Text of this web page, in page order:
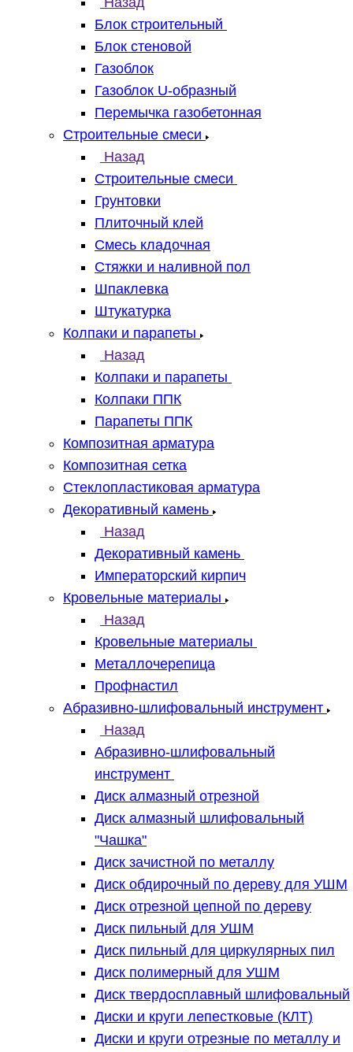
Блок строительный
Блок стеновой
Газоблок
Газоблок U-образный
Перемычка газобетонная
Строительные смеси
Назад
Строительные смеси
Грунтовки
Плиточный клей
Смесь кладочная
Стяжки и наливной пол
Шпаклевка
Штукатурка
Колпаки и парапеты
Назад
Колпаки и парапеты
Колпаки ППК
Парапеты ППК
Композитная арматура
Композитная сетка
Стеклопластиковая арматура
Декоративный камень
Назад
Декоративный камень
Императорский кирпич
Кровельные материалы
Назад
Кровельные материалы
Металлочерепица
Профнастил
Абразивно-шлифовальный инструмент
Назад
Абразивно-шлифовальный
инструмент
Диск алмазный отрезной
Диск алмазный шлифовальный
"Чашка"
Диск зачистной по металлу
Диск обдирочный по дереву для УШМ
Диск отрезной цепной по дереву
Диск пильный для УШМ
Диск пильный для циркулярных пил
Диск полимерный для УШМ
Диск твердосплавный шлифовальный
Диски и круги лепестковые (КЛТ)
Диски и круги отрезные по металлу и